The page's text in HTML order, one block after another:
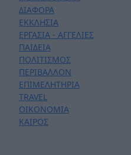
ΔΙΑΦΟΡΑ
ΕΚΚΛΗΣΙΑ
ΕΡΓΑΣΙΑ - ΑΓΓΕΛΙΕΣ
ΠΑΙΔΕΙΑ
ΠΟΛΙΤΙΣΜΟΣ
ΠΕΡΙΒΑΛΛΟΝ
ΕΠΙΜΕΛΗΤΗΡΙΑ
TRAVEL
ΟΙΚΟΝΟΜΙΑ
ΚΑΙΡΟΣ